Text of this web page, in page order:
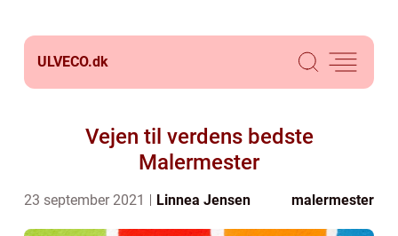
ULVECO.dk
Vejen til verdens bedste
Malermester
23 september 2021 Linnea Jensen malermester